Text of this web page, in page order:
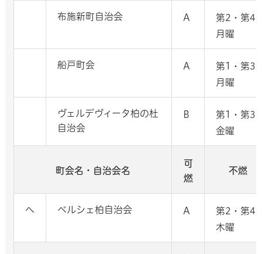
布施新町自治会 A
第2・第4
月曜
船戸町会 A
第1・第3
月曜
ヴェルデヴィータ柏の杜
自治会
B
第1・第3
金曜
町会名・自治会名
可
燃
不燃
へ ベルシェ柏自治会 A
第2・第4
木曜